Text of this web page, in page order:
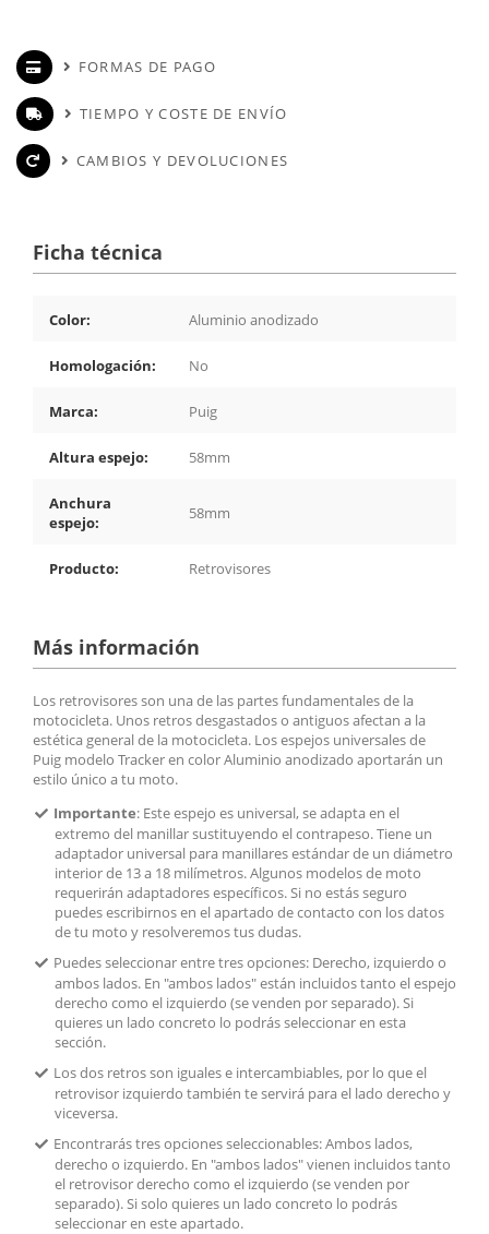
FORMAS DE PAGO
TIEMPO Y COSTE DE ENVÍO
CAMBIOS Y DEVOLUCIONES
Ficha técnica
Color: Aluminio anodizado
Homologación: No
Marca: Puig
Altura espejo: 58mm
Anchura
espejo:
58mm
Producto: Retrovisores
Más información
Los retrovisores son una de las partes fundamentales de la
motocicleta. Unos retros desgastados o antiguos afectan a la
estética general de la motocicleta. Los espejos universales de
Puig modelo Tracker en color Aluminio anodizado aportarán un
estilo único a tu moto.
Importante: Este espejo es universal, se adapta en el
extremo del manillar sustituyendo el contrapeso. Tiene un
adaptador universal para manillares estándar de un diámetro
interior de 13 a 18 milímetros. Algunos modelos de moto
requerirán adaptadores específicos. Si no estás seguro
puedes escribirnos en el apartado de contacto con los datos
de tu moto y resolveremos tus dudas.
Puedes seleccionar entre tres opciones: Derecho, izquierdo o
ambos lados. En "ambos lados" están incluidos tanto el espejo
derecho como el izquierdo (se venden por separado). Si
quieres un lado concreto lo podrás seleccionar en esta
sección.
Los dos retros son iguales e intercambiables, por lo que el
retrovisor izquierdo también te servirá para el lado derecho y
viceversa.
Encontrarás tres opciones seleccionables: Ambos lados,
derecho o izquierdo. En "ambos lados" vienen incluidos tanto
el retrovisor derecho como el izquierdo (se venden por
separado). Si solo quieres un lado concreto lo podrás
seleccionar en este apartado.